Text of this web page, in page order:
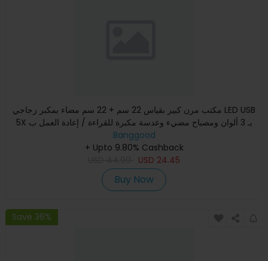
مكتب مرن كبير بقياس 22 سم + 22 سم مضاء بمكبر زجاجي LED USB
5X بـ 3 ألوان ومصباح مضيء وعدسة مكبرة للقراءة / إعادة العمل ب
Banggood
+ Upto 9.80% Cashback
USD 24.45
Buy Now
Save 36%